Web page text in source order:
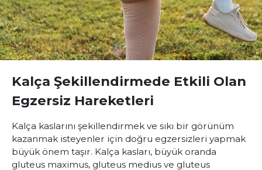
Kalça Şekillendirmede Etkili Olan
Egzersiz Hareketleri
Kalça kaslarını şekillendirmek ve sıkı bir görünüm
kazanmak isteyenler için doğru egzersizleri yapmak
büyük önem taşır. Kalça kasları, büyük oranda
gluteus maximus, gluteus medius ve gluteus